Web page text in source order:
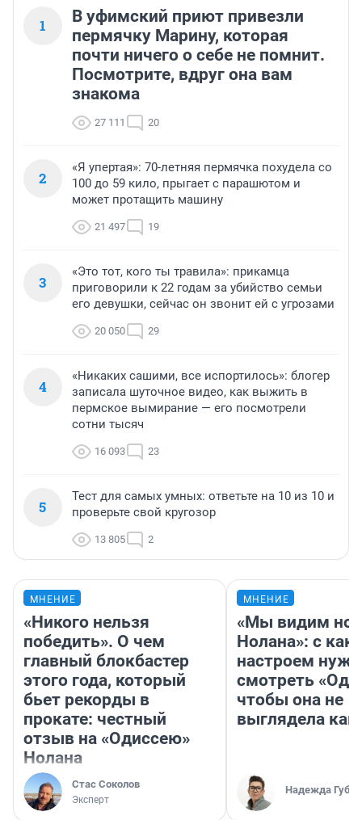
1
В уфимский приют привезли
пермячку Марину, которая
почти ничего о себе не помнит.
Посмотрите, вдруг она вам
знакома
27 111 20
2
«Я упертая»: 70-летняя пермячка похудела со
100 до 59 кило, прыгает с парашютом и
может протащить машину
21 497 19
3
«Это тот, кого ты травила»: прикамца
приговорили к 22 годам за убийство семьи
его девушки, сейчас он звонит ей с угрозами
20 050 29
4
«Никаких сашими, все испортилось»: блогер
записала шуточное видео, как выжить в
пермское вымирание — его посмотрели
сотни тысяч
16 093 23
5
Тест для самых умных: ответьте на 10 из 10 и
проверьте свой кругозор
13 805 2
МНЕНИЕ
«Никого нельзя
победить». О чем
главный блокбастер
этого года, который
бьет рекорды в
прокате: честный
отзыв на «Одиссею»
Нолана
Стас Соколов
Эксперт
МНЕНИЕ
«Мы видим
Нолана»: с
настроем
смотреть
чтобы она не
выглядела как
Надежда